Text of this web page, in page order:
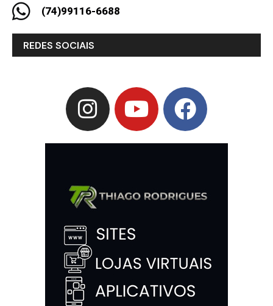
(74)99116-6688
REDES SOCIAIS